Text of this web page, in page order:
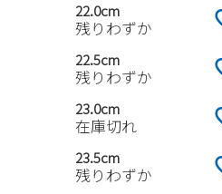
22.0cm
残りわずか
22.5cm
残りわずか
23.0cm
在庫切れ
23.5cm
残りわずか